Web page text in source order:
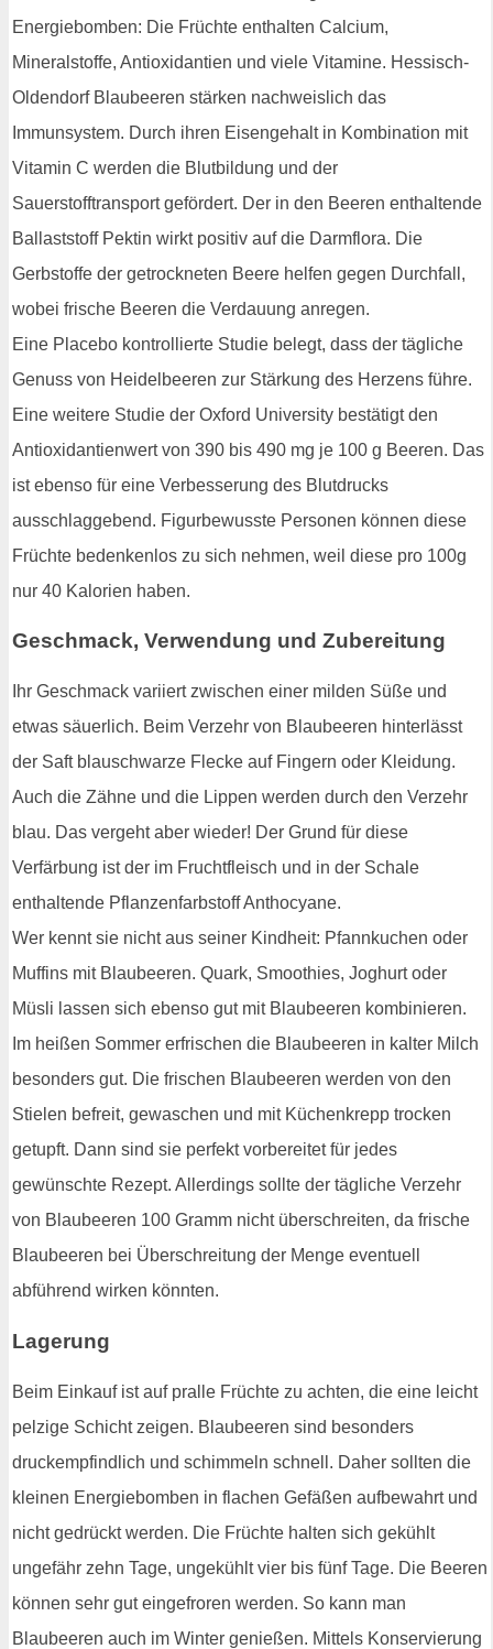
Energiebomben: Die Früchte enthalten Calcium,
Mineralstoffe, Antioxidantien und viele Vitamine. Hessisch-
Oldendorf Blaubeeren stärken nachweislich das
Immunsystem. Durch ihren Eisengehalt in Kombination mit
Vitamin C werden die Blutbildung und der
Sauerstofftransport gefördert. Der in den Beeren enthaltende
Ballaststoff Pektin wirkt positiv auf die Darmflora. Die
Gerbstoffe der getrockneten Beere helfen gegen Durchfall,
wobei frische Beeren die Verdauung anregen.
Eine Placebo kontrollierte Studie belegt, dass der tägliche
Genuss von Heidelbeeren zur Stärkung des Herzens führe.
Eine weitere Studie der Oxford University bestätigt den
Antioxidantienwert von 390 bis 490 mg je 100 g Beeren. Das
ist ebenso für eine Verbesserung des Blutdrucks
ausschlaggebend. Figurbewusste Personen können diese
Früchte bedenkenlos zu sich nehmen, weil diese pro 100g
nur 40 Kalorien haben.
Geschmack, Verwendung und Zubereitung
Ihr Geschmack variiert zwischen einer milden Süße und
etwas säuerlich. Beim Verzehr von Blaubeeren hinterlässt
der Saft blauschwarze Flecke auf Fingern oder Kleidung.
Auch die Zähne und die Lippen werden durch den Verzehr
blau. Das vergeht aber wieder! Der Grund für diese
Verfärbung ist der im Fruchtfleisch und in der Schale
enthaltende Pflanzenfarbstoff Anthocyane.
Wer kennt sie nicht aus seiner Kindheit: Pfannkuchen oder
Muffins mit Blaubeeren. Quark, Smoothies, Joghurt oder
Müsli lassen sich ebenso gut mit Blaubeeren kombinieren.
Im heißen Sommer erfrischen die Blaubeeren in kalter Milch
besonders gut. Die frischen Blaubeeren werden von den
Stielen befreit, gewaschen und mit Küchenkrepp trocken
getupft. Dann sind sie perfekt vorbereitet für jedes
gewünschte Rezept. Allerdings sollte der tägliche Verzehr
von Blaubeeren 100 Gramm nicht überschreiten, da frische
Blaubeeren bei Überschreitung der Menge eventuell
abführend wirken könnten.
Lagerung
Beim Einkauf ist auf pralle Früchte zu achten, die eine leicht
pelzige Schicht zeigen. Blaubeeren sind besonders
druckempfindlich und schimmeln schnell. Daher sollten die
kleinen Energiebomben in flachen Gefäßen aufbewahrt und
nicht gedrückt werden. Die Früchte halten sich gekühlt
ungefähr zehn Tage, ungekühlt vier bis fünf Tage. Die Beeren
können sehr gut eingefroren werden. So kann man
Blaubeeren auch im Winter genießen. Mittels Konservierung